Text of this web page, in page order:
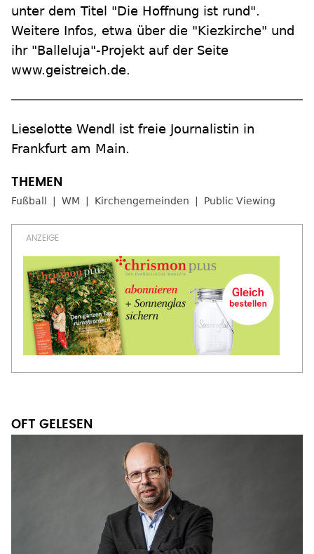
unter dem Titel "Die Hoffnung ist rund".
Weitere Infos, etwa über die "Kiezkirche" und
ihr "Balleluja"-Projekt auf der Seite
www.geistreich.de.
Lieselotte Wendl ist freie Journalistin in
Frankfurt am Main.
Fußball WM Kirchengemeinden Public Viewing
OFT GELESEN